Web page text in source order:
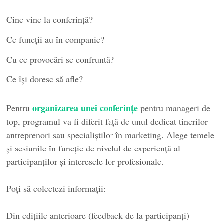
Cine vine la conferință?
Ce funcții au în companie?
Cu ce provocări se confruntă?
Ce își doresc să afle?
Pentruorganizarea unei conferințe pentru manageri de
top, programul va fi diferit față de unul dedicat tinerilor
antreprenori sau specialiștilor în marketing. Alege temele
și sesiunile în funcție de nivelul de experiență al
participanților și interesele lor profesionale.
Poți să colectezi informații:
Din edițiile anterioare (feedback de la participanți)